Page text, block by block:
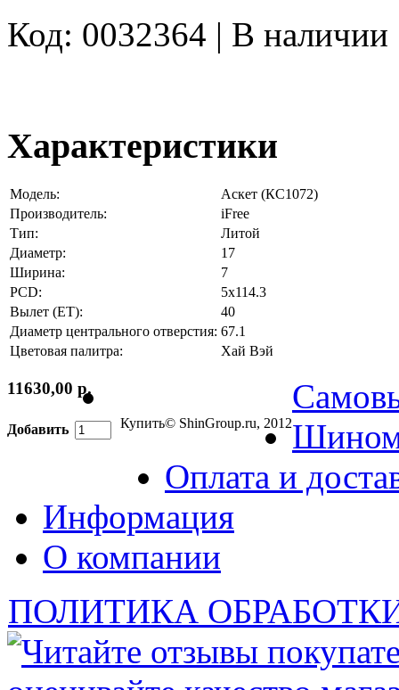
Код: 0032364 | В наличии
Характеристики
Модель:
Аскет (КС1072)
Производитель:
iFree
Тип:
Литой
Диаметр:
17
Ширина:
7
PCD:
5x114.3
Вылет (ET):
40
Диаметр центрального отверстия: 67.1
Цветовая палитра:
Хай Вэй
11630,00 р.
Добавить Купить© ShinGroup.ru, 2012
Оплата и
Информация
О компании
ПОЛИТИКА